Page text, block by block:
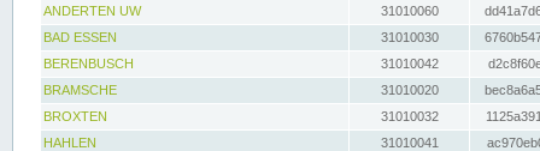
ANDERTEN UW
31010060
BAD ESSEN
31010030
BERENBUSCH
31010042
BRAMSCHE
31010020
BROXTEN
31010032
HAHLEN
31010041